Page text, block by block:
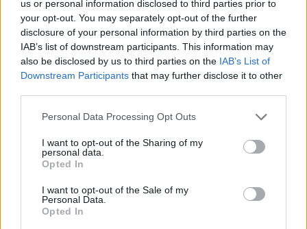
us or personal information disclosed to third parties prior to
your opt-out. You may separately opt-out of the further
disclosure of your personal information by third parties on the
IAB’s list of downstream participants. This information may
also be disclosed by us to third parties on the IAB’s List of
Downstream Participants that may further disclose it to other
Personal Data Processing Opt Outs
I want to opt-out of the Sharing of my
personal data.
Opted In
I want to opt-out of the Sale of my
Personal Data.
Opted In
convocazioni per le nazionali, la chiamata del ctRamon
Diazè più che probabile.
Da Messi e Aguero aSanta Cruze Barrios.
La differenza è la presenza per una nazione.
REDAZIONE